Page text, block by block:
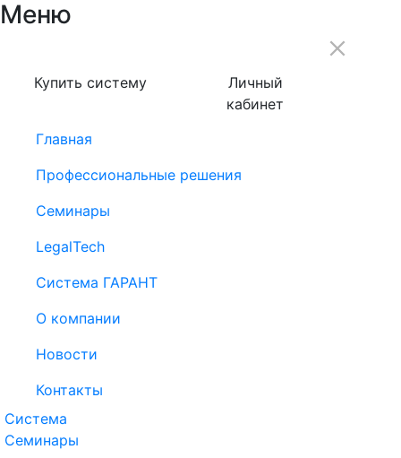
Меню
Купить систему
Личный
кабинет
Главная
Профессиональные решения
Семинары
LegalTech
Система ГАРАНТ
О компании
Новости
Контакты
Система
Семинары